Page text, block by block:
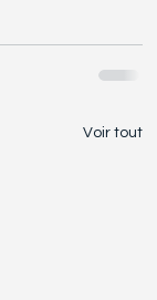
Voir tout